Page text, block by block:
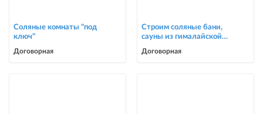
Соляные комнаты "под
ключ"
Договорная
Строим соляные бани,
сауны из гималайской
Договорная